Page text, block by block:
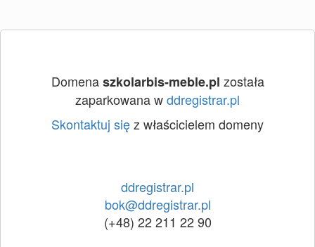
Domenaszkolarbis-meble.pl została
zaparkowana wddregistrar.pl
Skontaktuj sięz właścicielem domeny
ddregistrar.pl
bok@ddregistrar.pl
(+48) 22 211 22 90